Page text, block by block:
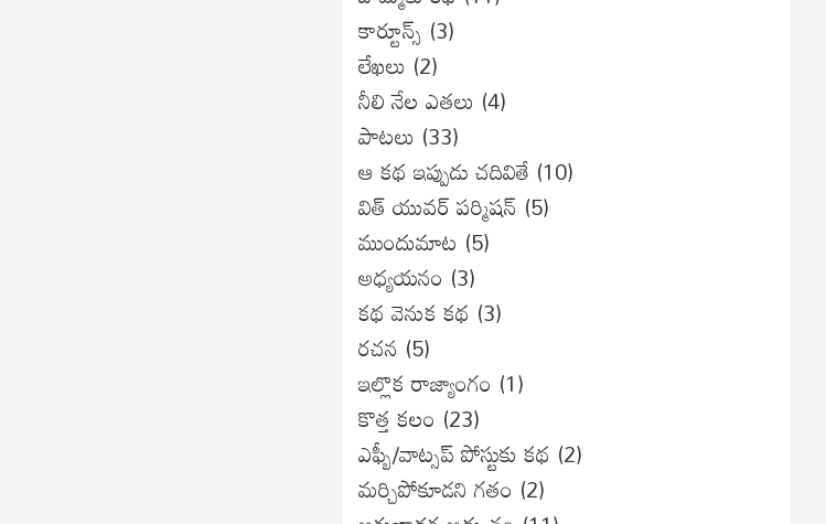
కార్టూన్స్ (3)
లేఖలు (2)
నీలి నేల ఎతలు (4)
పాటలు (33)
ఆ కథ ఇప్పుడు చదివితే (10)
విత్ యువర్ పర్మిషన్ (5)
ముందుమాట (5)
అధ్యయనం (3)
కథ వెనుక కథ (3)
రచన (5)
ఇల్లొక రాజ్యాంగం (1)
కొత్త కలం (23)
ఎఫ్బీ/వాట్సప్ పోస్టుకు కథ (2)
మర్చిపోకూడని గతం (2)